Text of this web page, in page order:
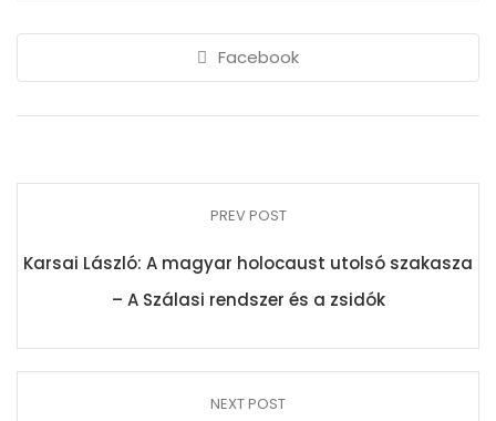
Facebook
PREV POST
Karsai László: A magyar holocaust utolsó szakasza
– A Szálasi rendszer és a zsidók
NEXT POST